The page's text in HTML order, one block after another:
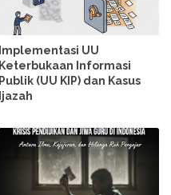
Implementasi UU
Keterbukaan Informasi
Publik (UU KIP) dan Kasus
Ijazah